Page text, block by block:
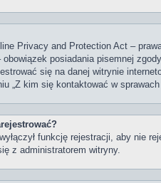
Privacy and Protection Act –
posiadania pisemnej
się na danej witrynie
„Z kim się kontaktować w
funkcję rejestracji, aby nie
z administratorem witryny.